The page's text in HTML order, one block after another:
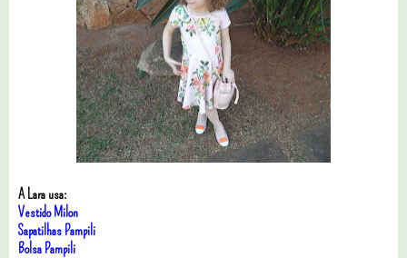
A Lara usa:
Vestido Milon
Sapatilhas Pampili
Bolsa Pampili